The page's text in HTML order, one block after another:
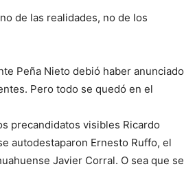
de las realidades, no de los
Peña Nieto debió haber anunciado
Pero todo se quedó en el
precandidatos visibles Ricardo
autodestaparon Ernesto Ruffo, el
Javier Corral. O sea que se